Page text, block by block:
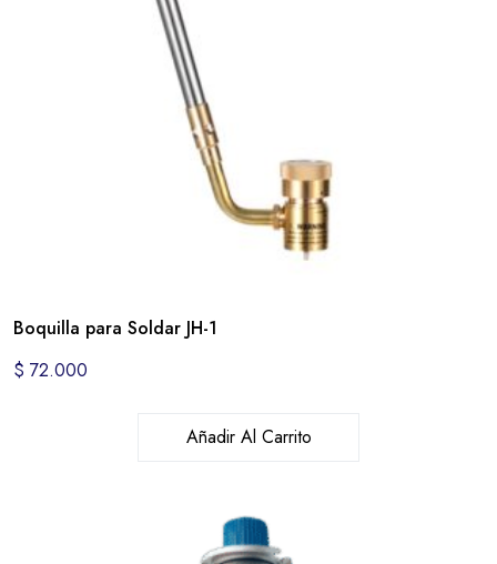
Boquilla para Soldar JH-1
$ 72.000
Añadir Al Carrito